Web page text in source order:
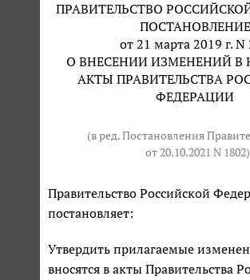
ПРАВИТЕЛЬСТВО
ПОСТАНОВЛЕНИЕ
от 21 марта 2019 г. N
О ВНЕСЕНИИ ИЗМЕНЕНИЙ В
АКТЫ ПРАВИТЕЛЬСТВА
ФЕДЕРАЦИИ
(в ред. Постановления
от 20.10.2021 N 1802)
Правительство Российской
постановляет:
Утвердить прилагаемые
вносятся в акты Правительства